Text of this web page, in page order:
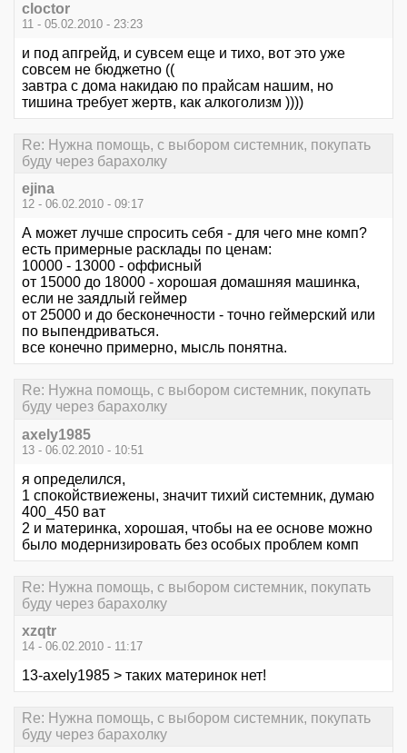
cloctor
11 - 05.02.2010 - 23:23
и под апгрейд, и сувсем еще и тихо, вот это уже
совсем не бюджетно ((
завтра с дома накидаю по прайсам нашим, но
тишина требует жертв, как алкоголизм ))))
Re: Нужна помощь, с выбором системник, покупать
буду через барахолку
ejina
12 - 06.02.2010 - 09:17
А может лучше спросить себя - для чего мне комп?
есть примерные расклады по ценам:
10000 - 13000 - оффисный
от 15000 до 18000 - хорошая домашняя машинка,
если не заядлый геймер
от 25000 и до бесконечности - точно геймерский или
по выпендриваться.
все конечно примерно, мысль понятна.
Re: Нужна помощь, с выбором системник, покупать
буду через барахолку
axely1985
13 - 06.02.2010 - 10:51
я определился,
1 спокойствиежены, значит тихий системник, думаю
400_450 ват
2 и материнка, хорошая, чтобы на ее основе можно
было модернизировать без особых проблем комп
Re: Нужна помощь, с выбором системник, покупать
буду через барахолку
xzqtr
14 - 06.02.2010 - 11:17
13-axely1985 > таких материнок нет!
Re: Нужна помощь, с выбором системник, покупать
буду через барахолку